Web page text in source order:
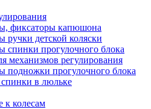
фиксаторы капюшона
ручки детской коляски
спинки прогулочного блока
механизмов регулирования
подножки прогулочного блока
спинки в люльке
колесам